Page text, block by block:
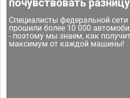
почувствовать
Специалисты федеральной
прошили более 10 000
- поэтому мы знаем, как
максимум от каждой машины!